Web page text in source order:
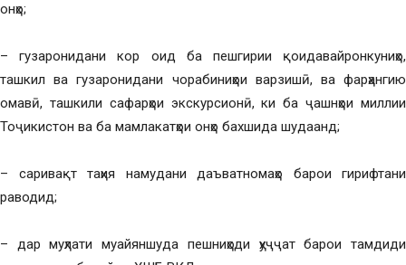
онҳо;
– гузаронидани кор оид ба пешгирии қоидавайронкуниҳо,
ташкил ва гузаронидани чорабиниҳои варзишӣ, ва фарҳангию
омавӣ, ташкили сафарҳои экскурсионӣ, ки ба ҷашнҳои миллии
Тоҷикистон ва ба мамлакатҳои онҳо бахшида шудаанд;
– саривақт таҳия намудани даъватномаҳо барои гирифтани
раводид;
– дар муҳлати муайяншуда пешниҳоди ҳуҷҷат барои тамдиди